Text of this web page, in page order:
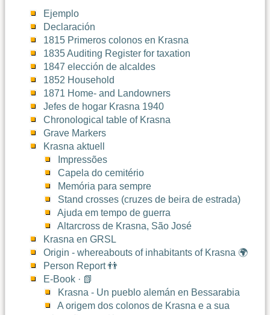
Ejemplo
Declaración
1815 Primeros colonos en Krasna
1835 Auditing Register for taxation
1847 elección de alcaldes
1852 Household
1871 Home- and Landowners
Jefes de hogar Krasna 1940
Chronological table of Krasna
Grave Markers
Krasna aktuell
Impressões
Capela do cemitério
Memória para sempre
Stand crosses (cruzes de beira de estrada)
Ajuda em tempo de guerra
Altarcross de Krasna, São José
Krasna en GRSL
Origin - whereabouts of inhabitants of Krasna 🌍
Person Report 👬
E-Book · 📗
Krasna - Un pueblo alemán en Bessarabia
A origem dos colonos de Krasna e a sua